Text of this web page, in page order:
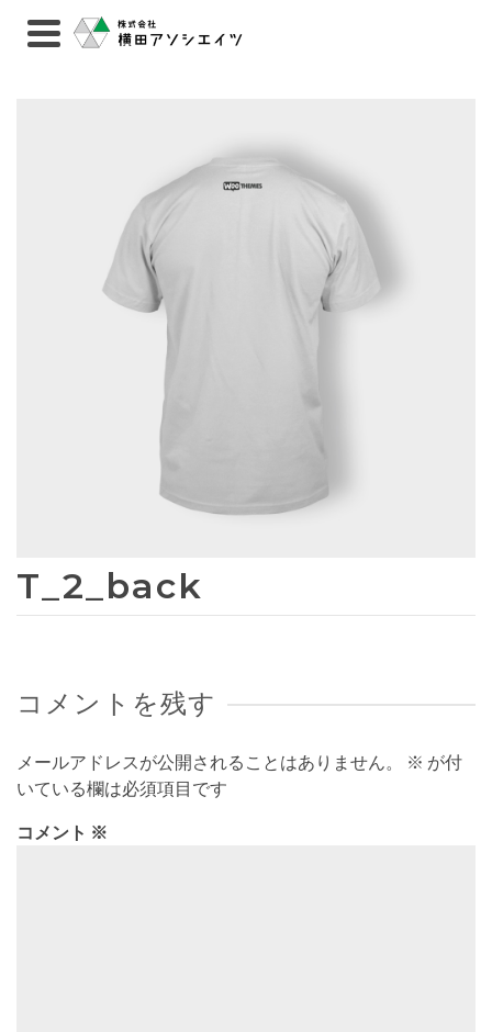
T_2_back
コメントを残す
メールアドレスが公開されることはありません。 ※ が付
いている欄は必須項目です
コメント ※